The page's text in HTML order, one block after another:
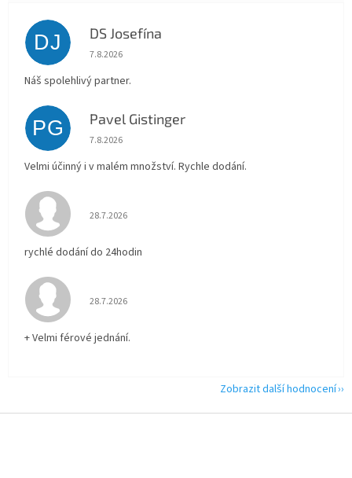
DJ DS Josefína
Hodnocení obchodu je 5 z 5 hvězdiček.
7.8.2026
Náš spolehlivý partner.
PG Pavel Gistinger
Hodnocení obchodu je 5 z 5 hvězdiček.
7.8.2026
Velmi účinný i v malém množství. Rychle dodání.
Hodnocení obchodu je 5 z 5 hvězdiček.
28.7.2026
rychlé dodání do 24hodin
Hodnocení obchodu je 5 z 5 hvězdiček.
28.7.2026
+ Velmi férové jednání.
Zobrazit další hodnocení